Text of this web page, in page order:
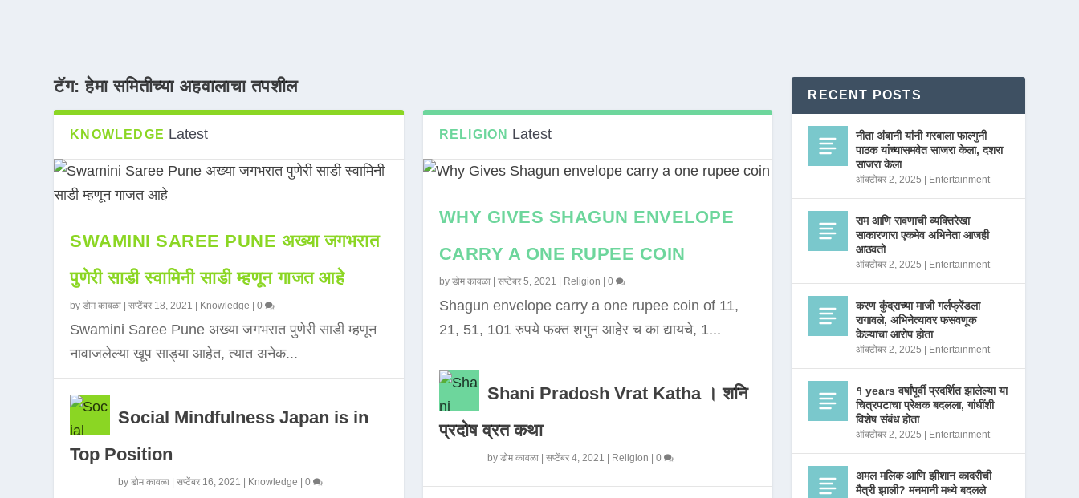
टॅग:हेमा समितीच्या अहवालाचा तपशील
KNOWLEDGE Latest
SWAMINI SAREE PUNE अख्या जगभरात
पुणेरी साडी स्वामिनी साडी म्हणून गाजत आहे
byडोम कावळा |सप्टेंबर 18, 2021 Knowledge |0
Swamini Saree Pune अख्या जगभरात पुणेरी साडी म्हणून
नावाजलेल्या खूप साड्या आहेत, त्यात अनेक...
Social Mindfulness Japan is in
Top Position
byडोम कावळा |सप्टेंबर 16, 2021 Knowledge |0
RELIGION Latest
WHY GIVES SHAGUN ENVELOPE
CARRY A ONE RUPEE COIN
by डोम कावळा| सप्टेंबर 5, 2021 Religion 0
Shagun envelope carry a one rupee coin of 11,
21, 51, 101 रुपये फक्त शगुन आहेर च का द्यायचे, 1...
Shani Pradosh Vrat Katha । शनि
प्रदोष व्रत कथा
by डोम कावळा| सप्टेंबर 4, 2021 Religion 0
RECENT POSTS
नीता अंबानी यांनी गरबाला फाल्गुनी
पाठक यांच्यासमवेत साजरा केला, दशरा
साजरा केला
ऑक्टोबर 2, 2025 Entertainment
राम आणि रावणाची व्यक्तिरेखा
साकारणारा एकमेव अभिनेता आजही
आठवतो
ऑक्टोबर 2, 2025 Entertainment
करण कुंद्राच्या माजी गर्लफ्रेंडला
रागावले, अभिनेत्यावर फसवणूक
केल्याचा आरोप होता
ऑक्टोबर 2, 2025 Entertainment
१ years वर्षांपूर्वी प्रदर्शित झालेल्या या
चित्रपटाचा प्रेक्षक बदलला, गांधींशी
विशेष संबंध होता
ऑक्टोबर 2, 2025 Entertainment
अमल मलिक आणि झीशान कादरीची
मैत्री झाली? मनमानी मध्ये बदलले